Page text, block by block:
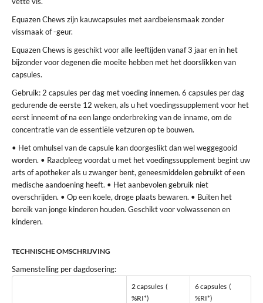
Equazen Chews zijn kauwcapsules met aardbeiensmaak zonder
vissmaak of -geur.
Equazen Chews is geschikt voor alle leeftijden vanaf 3 jaar en in het
bijzonder voor degenen die moeite hebben met het doorslikken van
capsules.
Gebruik: 2 capsules per dag met voeding innemen. 6 capsules per dag
gedurende de eerste 12 weken, als u het voedingssupplement voor het
eerst inneemt of na een lange onderbreking van de inname, om de
concentratie van de essentiële vetzuren op te bouwen.
• Het omhulsel van de capsule kan doorgeslikt dan wel weggegooid
worden. • Raadpleeg voordat u met het voedingssupplement begint uw
arts of apotheker als u zwanger bent, geneesmiddelen gebruikt of een
medische aandoening heeft. • Het aanbevolen gebruik niet
overschrijden. • Op een koele, droge plaats bewaren. • Buiten het
bereik van jonge kinderen houden. Geschikt voor volwassenen en
kinderen.
TECHNISCHE OMSCHRIJVING
Samenstelling per dagdosering:
2 capsules (
%RI*)
6 capsules (
%RI*)